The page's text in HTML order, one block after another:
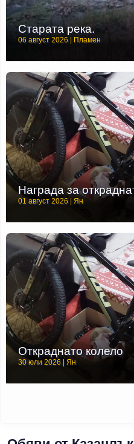
Старата река.
06 август 2026 | Пламен
Награда за
01 август 2026 | Ян
Откраднато колело
30 юли 2026 | Ян